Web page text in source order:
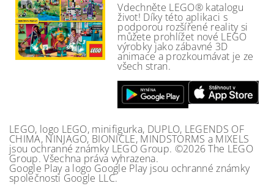
Vdechněte LEGO® katalogu
život! Díky této aplikaci s
podporou rozšířené reality si
můžete prohlížet nové LEGO
výrobky jako zábavné 3D
animace a prozkoumávat je ze
všech stran.
LEGO, logo LEGO, minifigurka, DUPLO, LEGENDS OF
CHIMA, NINJAGO, BIONICLE, MINDSTORMS a MIXELS
jsou ochranné známky LEGO Group. ©2026 The LEGO
Group. Všechna práva vyhrazena.
Google Play a logo Google Play jsou ochranné známky
společnosti Google LLC.